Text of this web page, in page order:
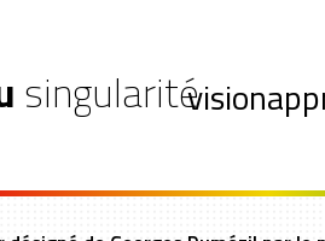
singularitévision